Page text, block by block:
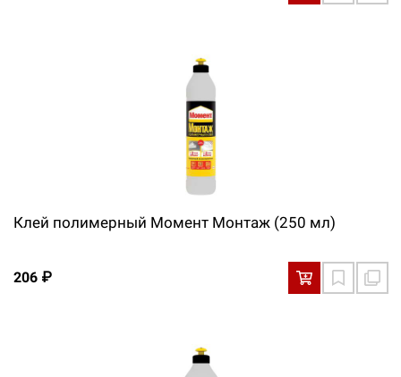
Клей полимерный Момент Монтаж (250 мл)
206 ₽